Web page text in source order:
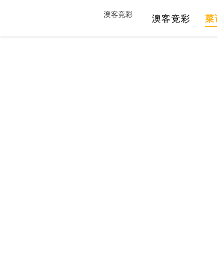
澳客竞彩 澳客竞彩 菜